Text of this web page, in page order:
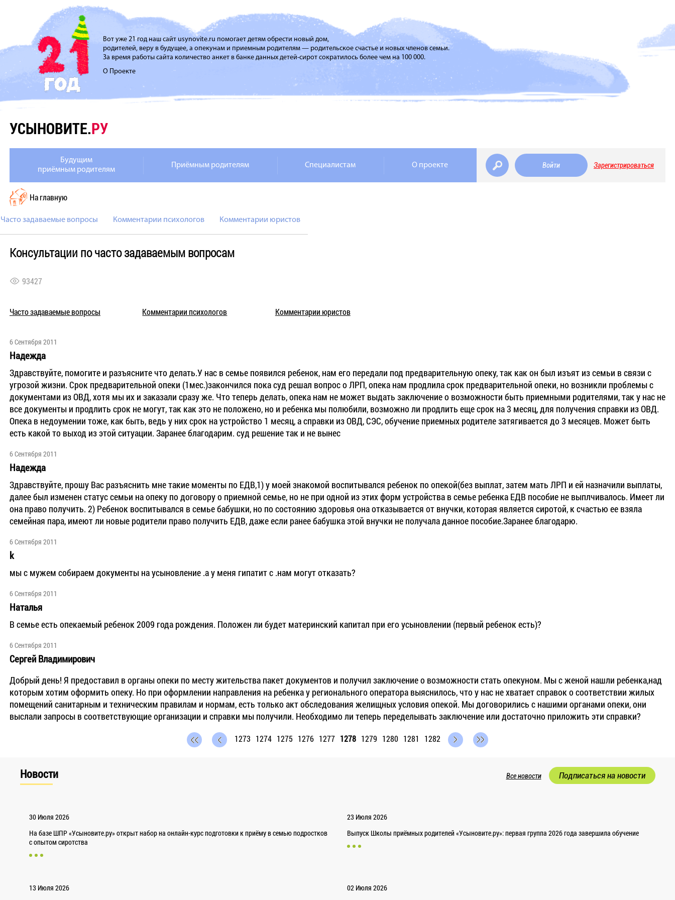
Вот уже 21 год наш сайт usynovite.ru помогает детям обрести новый дом,
родителей, веру в будущее, а опекунам и приемным родителям — родительское счастье и новых членов семьи.
За время работы сайта количество анкет в банке данных детей-сирот сократилось более чем на 100 000.
О Проекте
УСЫНОВИТЕ.РУ
Будущим
приёмным родителям
Приёмным родителям Специалистам О проекте Войти Зарегистрироваться
На главную
Часто задаваемые вопросы Комментарии психологов Комментарии юристов
Консультации по часто задаваемым вопросам
93427
Часто задаваемые вопросы Комментарии психологов Комментарии юристов
6 Сентября 2011
Надежда
Здравствуйте, помогите и разъясните что делать.У нас в семье появился ребенок, нам его передали под предварительную опеку, так как он был изъят из семьи в связи с
угрозой жизни. Срок предварительной опеки (1мес.)закончился пока суд решал вопрос о ЛРП, опека нам продлила срок предварительной опеки, но возникли проблемы с
документами из ОВД, хотя мы их и заказали сразу же. Что теперь делать, опека нам не может выдать заключение о возможности быть приемными родителями, так у нас не
все документы и продлить срок не могут, так как это не положено, но и ребенка мы полюбили, возможно ли продлить еще срок на 3 месяц, для получения справки из ОВД.
Опека в недоумении тоже, как быть, ведь у них срок на устройство 1 месяц, а справки из ОВД, СЭС, обучение приемных родителе затягивается до 3 месяцев. Может быть
есть какой то выход из этой ситуации. Заранее благодарим. суд решение так и не вынес
6 Сентября 2011
Надежда
Здравствуйте, прошу Вас разъяснить мне такие моменты по ЕДВ,1) у моей знакомой воспитывался ребенок по опекой(без выплат, затем мать ЛРП и ей назначили выплаты,
далее был изменен статус семьи на опеку по договору о приемной семье, но не при одной из этих форм устройства в семье ребенка ЕДВ пособие не выплчивалось. Имеет ли
она право получить. 2) Ребенок воспитывался в семье бабушки, но по состоянию здоровья она отказывается от внучки, которая является сиротой, к счастью ее взяла
семейная пара, имеют ли новые родители право получить ЕДВ, даже если ранее бабушка этой внучки не получала данное пособие.Заранее благодарю.
6 Сентября 2011
k
мы с мужем собираем документы на усыновление .а у меня гипатит с .нам могут отказать?
6 Сентября 2011
Наталья
В семье есть опекаемый ребенок 2009 года рождения. Положен ли будет материнский капитал при его усыновлении (первый ребенок есть)?
6 Сентября 2011
Сергей Владимирович
Добрый день! Я предоставил в органы опеки по месту жительства пакет документов и получил заключение о возможности стать опекуном. Мы с женой нашли ребенка,над
которым хотим оформить опеку. Но при оформлении направления на ребенка у регионального оператора выяснилось, что у нас не хватает справок о соответствии жилых
помещений санитарным и техническим правилам и нормам, есть только акт обследования желищных условия опекой. Мы договорились с нашими органами опеки, они
выслали запросы в соответствующие организации и справки мы получили. Необходимо ли теперь переделывать заключение или достаточно приложить эти справки?
1273 1274 1275 1276 1277 1278 1279 1280 1281 1282
Новости Все новости Подписаться на новости
30 Июля 2026
На базе ШПР «Усыновите.ру» открыт набор на онлайн-курс подготовки к приёму в семью подростков
с опытом сиротства
23 Июля 2026
Выпуск Школы приёмных родителей «Усыновите.ру»: первая группа 2026 года завершила обучение
13 Июля 2026
02 Июля 2026